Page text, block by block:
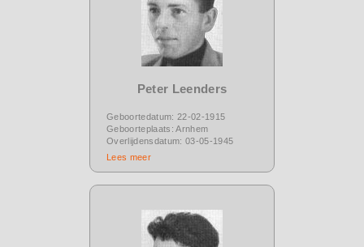
Peter Leenders
Geboortedatum: 22-02-1915
Geboorteplaats: Arnhem
Overlijdensdatum: 03-05-1945
Lees meer